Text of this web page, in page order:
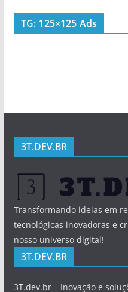
TG: 125×125 Ads
3T.DEV.BR
Transformando ideias em
tecnológicas inovadoras e
nosso universo digital!
3T.DEV.BR
3T.dev.br – Inovação e